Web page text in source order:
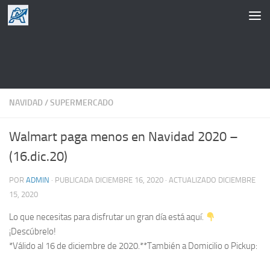
Saltar al contenido
NAVIDAD /SUPERMERCADO
Walmart paga menos en Navidad 2020 –
(16.dic.20)
POR ADMIN · PUBLICADA DICIEMBRE 16, 2020 · ACTUALIZADO DICIEMBRE
15, 2020
Lo que necesitas para disfrutar un gran día está aquí.
¡Descúbrelo!
*Válido al 16 de diciembre de 2020.**También a Domicilio o Pickup: